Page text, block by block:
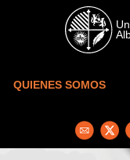
Skip to main content
QUIENES SOMOS